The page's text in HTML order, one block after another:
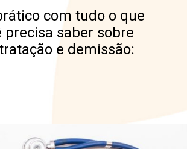
com tudo o que
precisa saber sobre
e demissão: